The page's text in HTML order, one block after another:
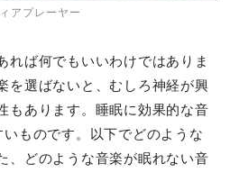
アプレーヤー
れば何でもいいわけではありま
を選ばないと、むしろ神経が興
もあります。睡眠に効果的な音
ものです。以下でどのような
、どのような音楽が眠れない音